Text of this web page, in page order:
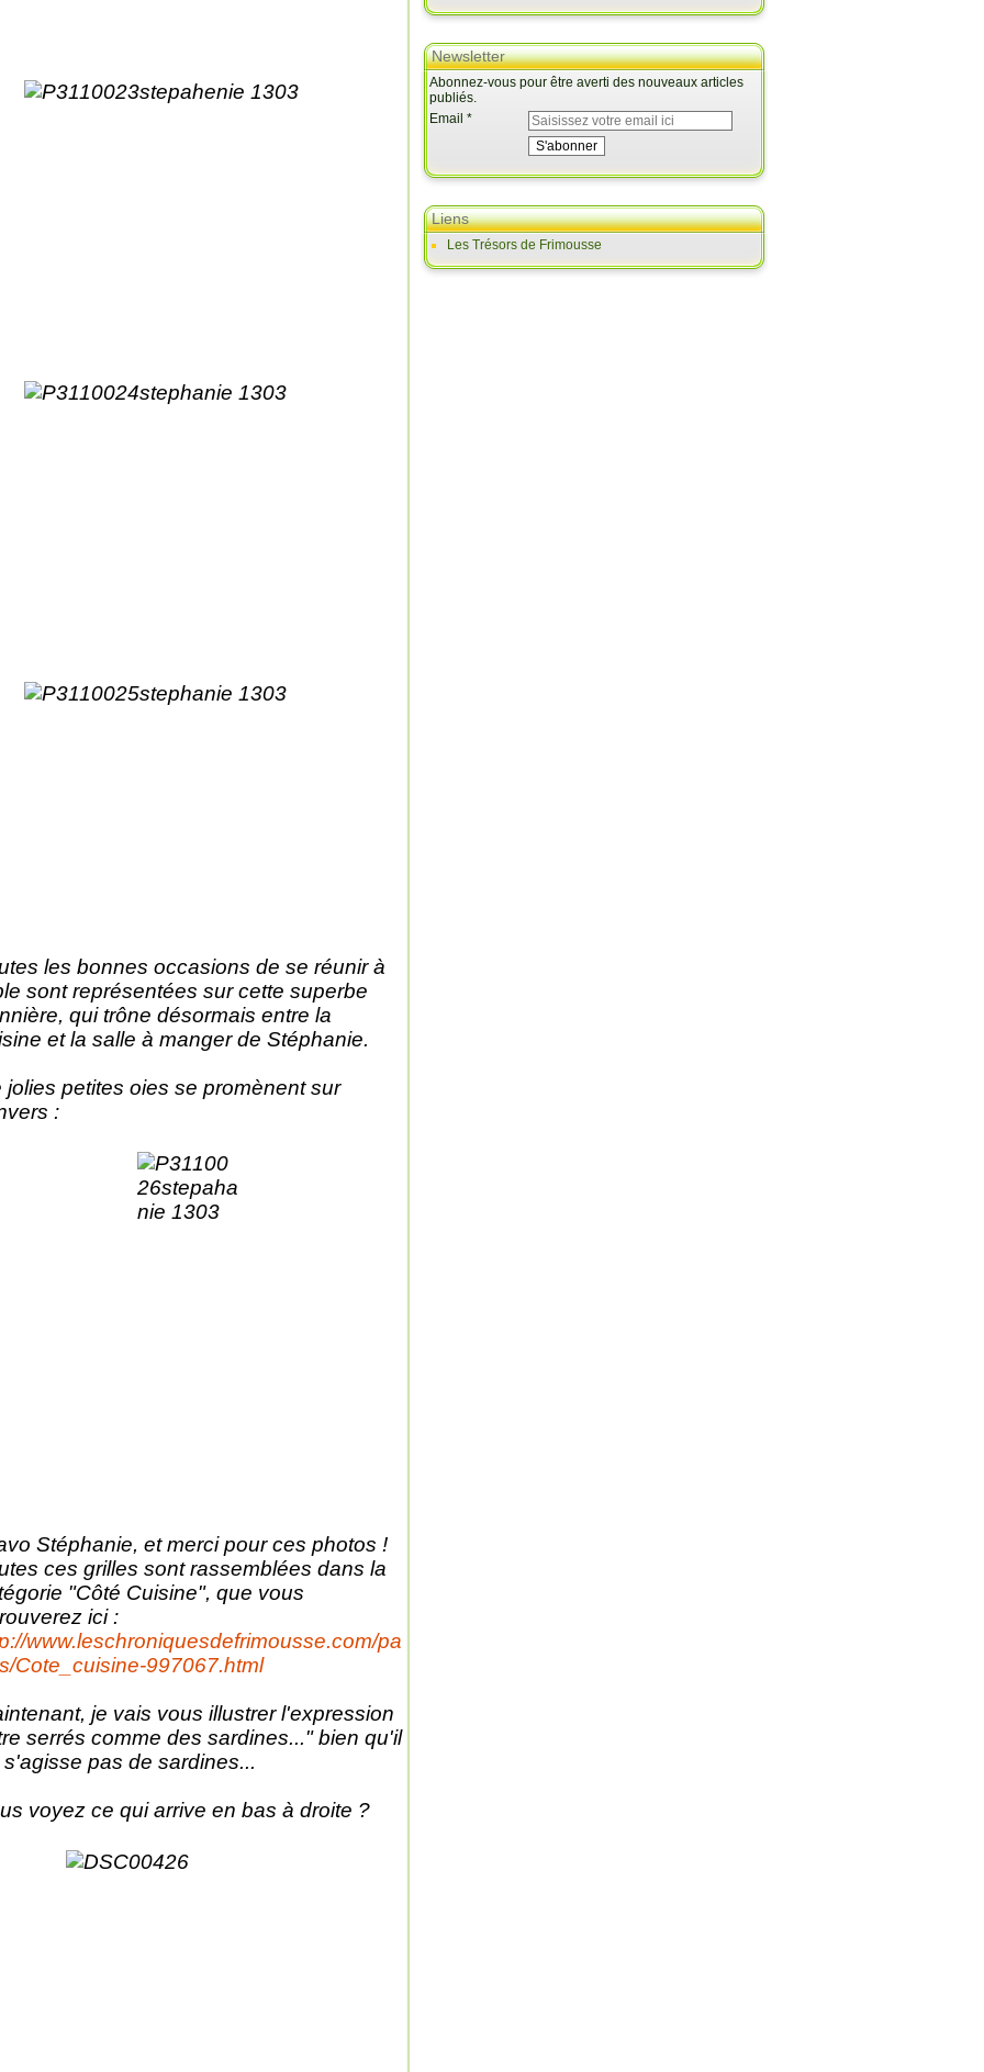
les bonnes occasions de se réunir à
sont représentées sur cette superbe
qui trône désormais entre la
et la salle à manger de Stéphanie.
jolies petites oies se promènent sur
:
Stéphanie, et merci pour ces photos !
ces grilles sont rassemblées dans la
"Côté Cuisine", que vous
ici :
www.leschroniquesdefrimousse.com/pa
Cote_cuisine-997067.html
je vais vous illustrer l'expression
serrés comme des sardines..." bien qu'il
pas de sardines...
voyez ce qui arrive en bas à droite ?
Newsletter
Abonnez-vous pour être averti des nouveaux articles
publiés.
Email
Liens
Les Trésors de Frimousse